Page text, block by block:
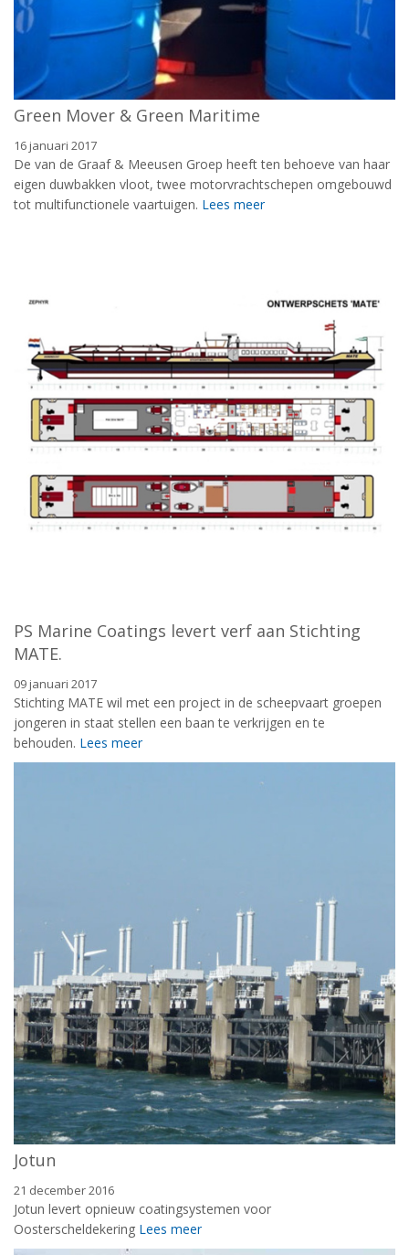
Green Mover & Green Maritime
16 januari 2017
De van de Graaf & Meeusen Groep heeft ten behoeve van haar
eigen duwbakken vloot, twee motorvrachtschepen omgebouwd
tot multifunctionele vaartuigen. Lees meer
PS Marine Coatings levert verf aan Stichting
MATE.
09 januari 2017
Stichting MATE wil met een project in de scheepvaart groepen
jongeren in staat stellen een baan te verkrijgen en te
behouden. Lees meer
Jotun
21 december 2016
Jotun levert opnieuw coatingsystemen voor
Oosterscheldekering Lees meer